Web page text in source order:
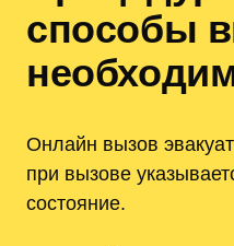
способы
Онлайн вызов
при вызове
состояние.